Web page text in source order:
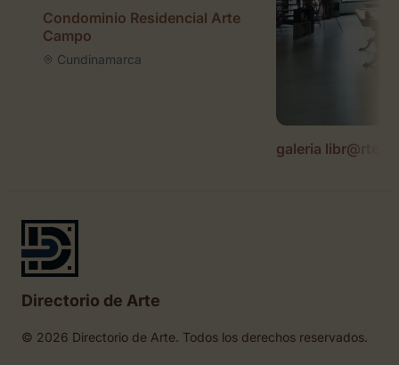
Condominio Residencial Arte
Campo
Cundinamarca
galeria libr@rte
Directorio de Arte
© 2026 Directorio de Arte. Todos los derechos reservados.